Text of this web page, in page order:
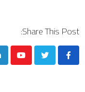
Share This Post: